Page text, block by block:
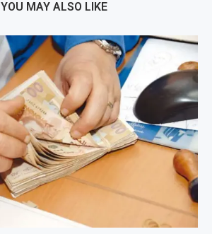
YOU MAY ALSO LIKE